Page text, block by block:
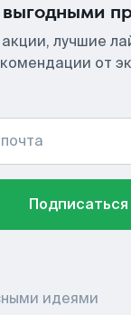
лучшие
от
Подписаться
идеями